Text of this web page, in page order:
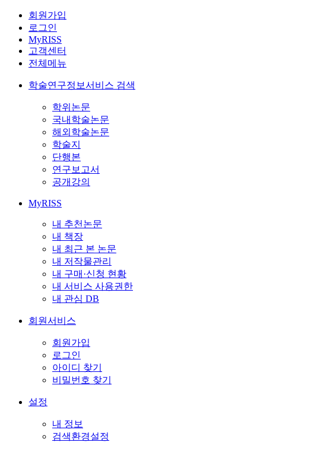
회원가입
로그인
MyRISS
고객센터
전체메뉴
학술연구정보서비스 검색
학위논문
국내학술논문
해외학술논문
학술지
단행본
연구보고서
공개강의
MyRISS
내 추천논문
내 책장
내 최근 본 논문
내 저작물관리
내 구매·신청 현황
내 서비스 사용권한
내 관심 DB
회원서비스
회원가입
로그인
아이디 찾기
비밀번호 찾기
설정
내 정보
검색환경설정